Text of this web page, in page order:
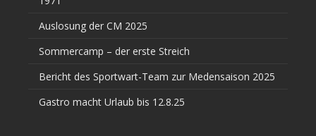
Auslosung der CM 2025
Sommercamp – der erste Streich
Bericht des Sportwart-Team zur Medensaison 2025
Gastro macht Urlaub bis 12.8.25